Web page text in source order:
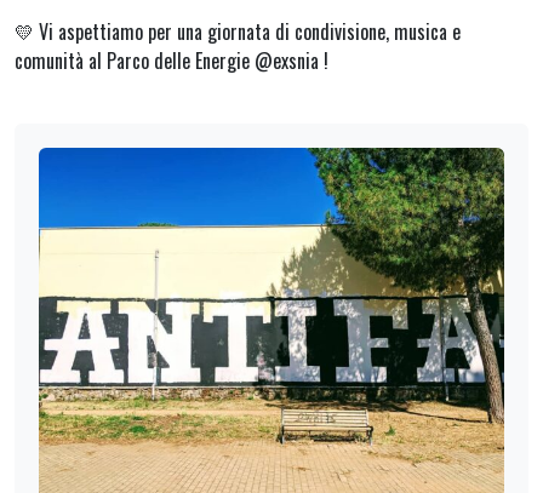
💛 Vi aspettiamo per una giornata di condivisione, musica e
comunità al Parco delle Energie @exsnia !